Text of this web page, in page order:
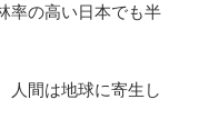
率の高い日本でも半
人間は地球に寄生し